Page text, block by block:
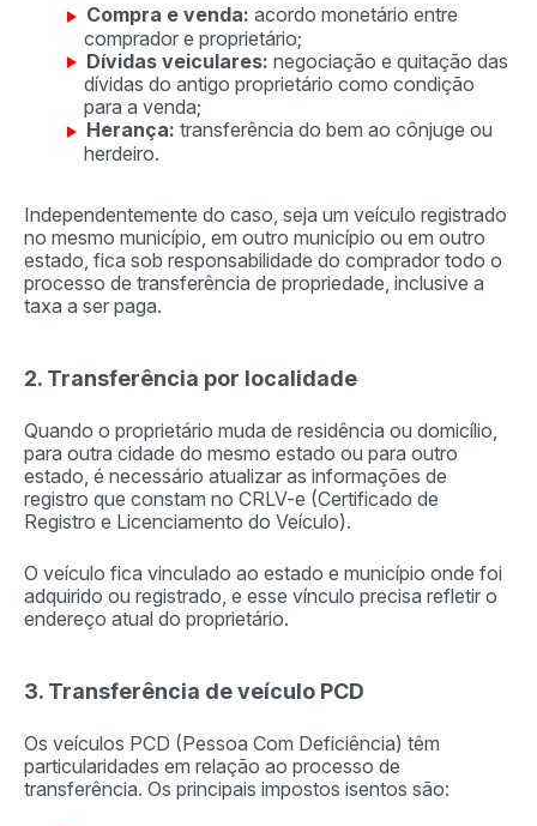
Compra e venda: acordo monetário entre
comprador e proprietário;
Dívidas veiculares: negociação e quitação das
dívidas do antigo proprietário como condição
para a venda;
Herança: transferência do bem ao cônjuge ou
herdeiro.
Independentemente do caso, seja um veículo registrado
no mesmo município, em outro município ou em outro
estado, fica sob responsabilidade do comprador todo o
processo de transferência de propriedade, inclusive a
taxa a ser paga.
2. Transferência por localidade
Quando o proprietário muda de residência ou domicílio,
para outra cidade do mesmo estado ou para outro
estado, é necessário atualizar as informações de
registro que constam no CRLV-e (Certificado de
Registro e Licenciamento do Veículo).
O veículo fica vinculado ao estado e município onde foi
adquirido ou registrado, e esse vínculo precisa refletir o
endereço atual do proprietário.
3. Transferência de veículo PCD
Os veículos PCD (Pessoa Com Deficiência) têm
particularidades em relação ao processo de
transferência. Os principais impostos isentos são: